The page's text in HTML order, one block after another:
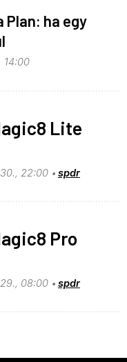
Plan: ha egy
14:00
Lite
22:00 spdr
Pro
08:00 spdr